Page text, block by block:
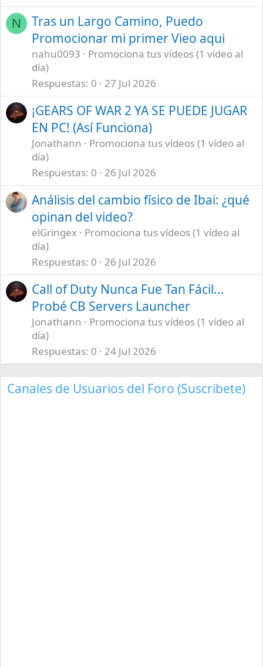
N
Tras un Largo Camino, Puedo
Promocionar mi primer Vieo aqui
nahu0093
Promociona tus vídeos (1 vídeo al
día)
Respuestas 0 27 Jul 2026
¡GEARS OF WAR 2 YA SE PUEDE JUGAR
EN PC! (Así Funciona)
Jonathann
Promociona tus vídeos (1 vídeo al
día)
Respuestas 0 26 Jul 2026
Análisis del cambio físico de Ibai: ¿qué
opinan del video?
elGringex
Promociona tus vídeos (1 vídeo al
día)
Respuestas 0 26 Jul 2026
Call of Duty Nunca Fue Tan Fácil...
Probé CB Servers Launcher
Jonathann
Promociona tus vídeos (1 vídeo al
día)
Respuestas 0 24 Jul 2026
Canales de Usuarios del Foro (Suscribete)